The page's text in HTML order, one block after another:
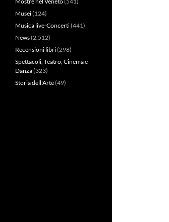
Musei(124)
Musica live-Concerti(441)
News(2.512)
Recensioni libri(298)
Spettacoli, Teatro, Cinema e
Danza(323)
Storia dell'Arte(49)